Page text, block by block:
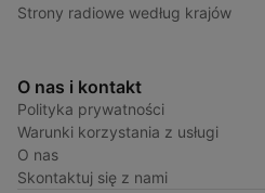
Strony radiowe według krajów
O nas i kontakt
Polityka prywatności
Warunki korzystania z usługi
O nas
Skontaktuj się z nami